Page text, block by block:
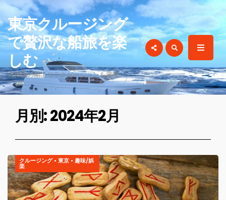
東京クルージング
で贅沢な船旅を楽
しむ
未体験の船上リラクゼーションを満喫
月別: 2024年2月
クルージング• 東京 • 趣味/娯
楽